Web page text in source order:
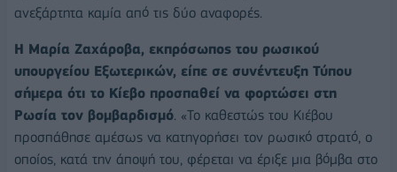
ανεξάρτητα καμία από τις δύο αναφορές.
Η Μαρία Ζαχάροβα, εκπρόσωπος του ρωσικού
υπουργείου Εξωτερικών, είπε σε συνέντευξη Τύπου
σήμερα ότι το Κίεβο προσπαθεί να φορτώσει στη
Ρωσία τον βομβαρδισμό. «Το καθεστώς του Κιέβου
προσπάθησε αμέσως να κατηγορήσει τον ρωσικό στρατό, ο
οποίος, κατά την άποψή του, φέρεται να έριξε μια βόμβα στο